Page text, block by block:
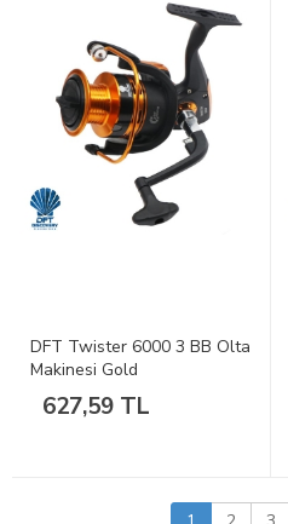
DFT Twister 6000 3 BB Olta
Makinesi Gold
627,59 TL